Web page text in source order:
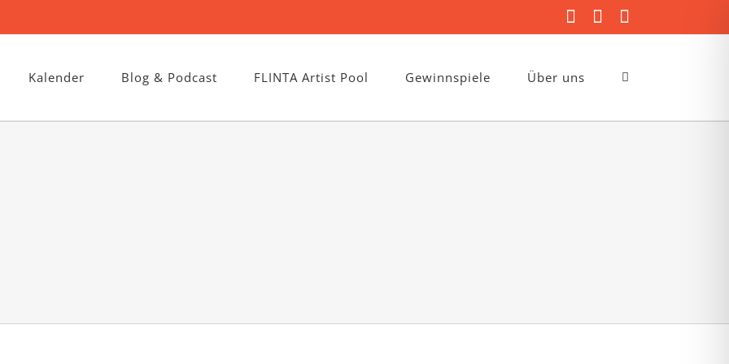
FacebookInstagram
Mail
Kalender Blog & Podcast FLINTA Artist Pool Gewinnspiele Über uns